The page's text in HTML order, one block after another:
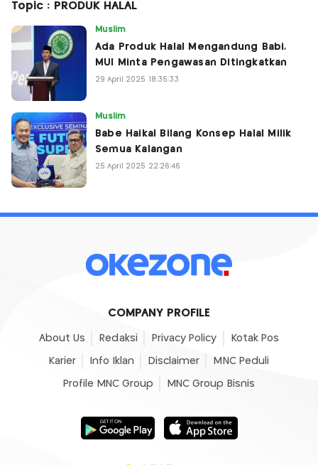
Topic : PRODUK HALAL
Muslim
Ada Produk Halal Mengandung Babi,
MUI Minta Pengawasan Ditingkatkan
29 April 2025 18:35:33
Muslim
Babe Haikal Bilang Konsep Halal Milik
Semua Kalangan
25 April 2025 22:26:46
COMPANY PROFILE
About Us Redaksi Privacy Policy Kotak Pos
Karier Info Iklan Disclaimer MNC Peduli
Profile MNC Group MNC Group Bisnis